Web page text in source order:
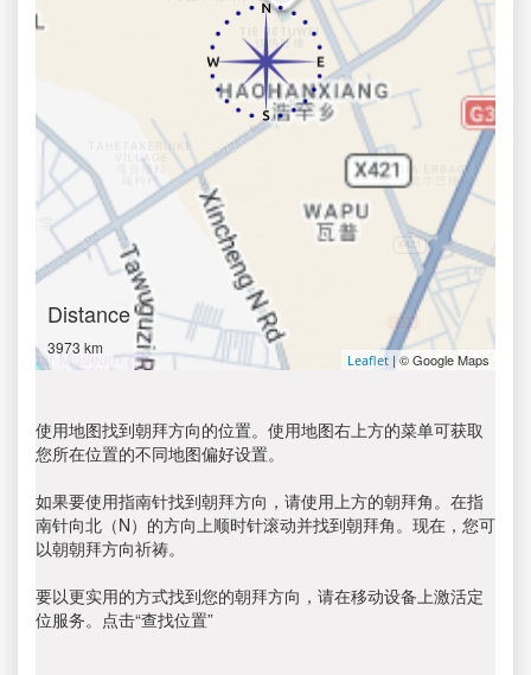
Distance
3973 km
Leaflet | © Google Maps
使用地图找到朝拜方向的位置。使用地图右上方的菜单可获取
您所在位置的不同地图偏好设置。
如果要使用指南针找到朝拜方向，请使用上方的朝拜角。在指
南针向北（N）的方向上顺时针滚动并找到朝拜角。现在，您可
以朝朝拜方向祈祷。
要以更实用的方式找到您的朝拜方向，请在移动设备上激活定
位服务。点击“查找位置”